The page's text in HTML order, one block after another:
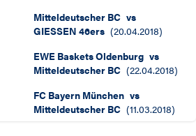
Mitteldeutscher BC vs
GIESSEN 46ers (20.04.2018)
EWE Baskets Oldenburg vs
Mitteldeutscher BC (22.04.2018)
FC Bayern München vs
Mitteldeutscher BC (11.03.2018)